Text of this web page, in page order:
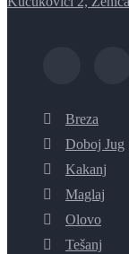
Breza
Doboj Jug
Kakanj
Maglaj
Olovo
Tešanj